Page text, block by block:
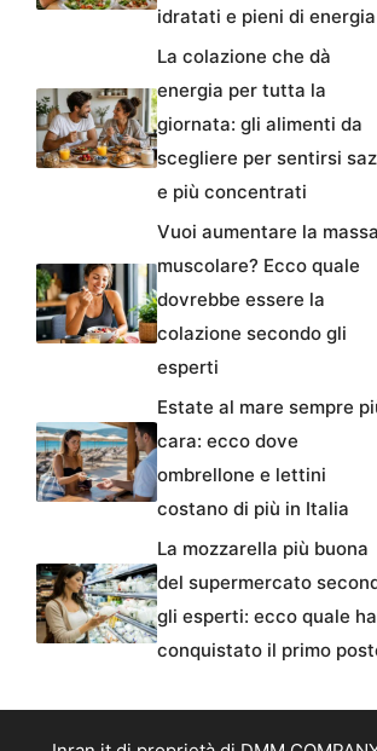
idratati e pieni di energia
La colazione che dà
energia per tutta la
giornata: gli alimenti da
scegliere per sentirsi
e più concentrati
Vuoi aumentare la massa
muscolare? Ecco quale
dovrebbe essere la
colazione secondo gli
esperti
Estate al mare sempre
cara: ecco dove
ombrellone e lettini
costano di più in Italia
La mozzarella più buona
del supermercato
gli esperti: ecco quale ha
conquistato il primo